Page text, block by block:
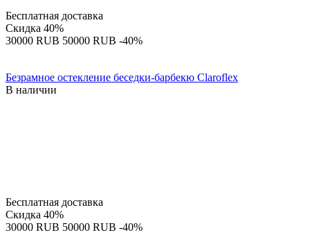
Бесплатная доставка
Скидка 40%
‍30000‍ RUB ‍50000‍ RUB -40%
Безрамное остекление беседки-барбекю Claroflex
В наличии
Бесплатная доставка
Скидка 40%
‍30000‍ RUB ‍50000‍ RUB -40%